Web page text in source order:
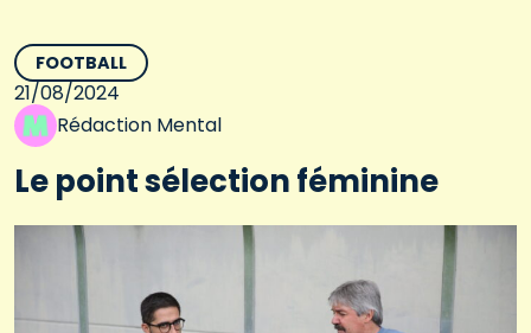
FOOTBALL
21/08/2024
Rédaction Mental
Le point sélection féminine